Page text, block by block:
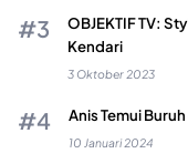
OBJEKTIF TV:
Kendari
3 Oktober 2023
Anis Temui
10 Januari 2024